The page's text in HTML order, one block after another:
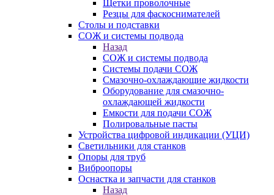
Щетки проволочные
Резцы для фаскоснимателей
Столы и подставки
СОЖ и системы подвода
Назад
СОЖ и системы подвода
Системы подачи СОЖ
Смазочно-охлаждающие жидкости
Оборудование для смазочно-
охлаждающей жидкости
Емкости для подачи СОЖ
Полировальные пасты
Устройства цифровой индикации (УЦИ)
Светильники для станков
Опоры для труб
Виброопоры
Оснастка и запчасти для станков
Назад